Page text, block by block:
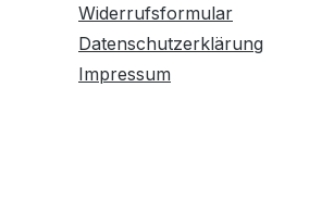
Widerrufsformular
Datenschutzerklärung
Impressum